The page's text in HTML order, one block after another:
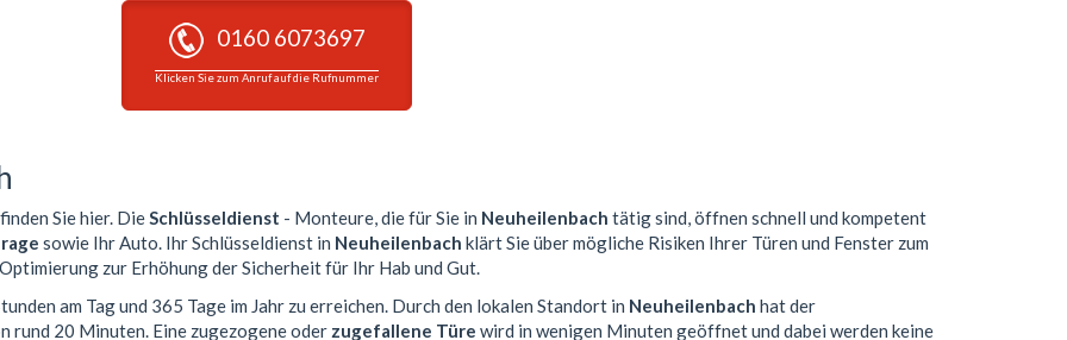
0160 6073697
Klicken Sie zum Anruf auf die Rufnummer
Sie hier. DieSchlüsseldienst - Monteure, die für Sie in Neuheilenbach tätig sind, öffnen schnell und kompetent
sowie Ihr Auto. Ihr Schlüsseldienst in Neuheilenbach klärt Sie über mögliche Risiken Ihrer Türen und Fenster zum
zur Erhöhung der Sicherheit für Ihr Hab und Gut.
am Tag und 365 Tage im Jahr zu erreichen. Durch den lokalen Standort in Neuheilenbach hat der
rund 20 Minuten. Eine zugezogene oder zugefallene Türe wird in wenigen Minuten geöffnet und dabei werden keine